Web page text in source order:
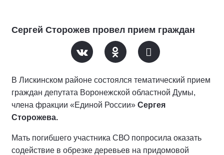
Сергей Сторожев провел прием граждан
В Лискинском районе состоялся тематический прием
граждан депутата Воронежской областной Думы,
члена фракции «Единой России» Сергея
Сторожева.
Мать погибшего участника СВО попросила оказать
содействие в обрезке деревьев на придомовой